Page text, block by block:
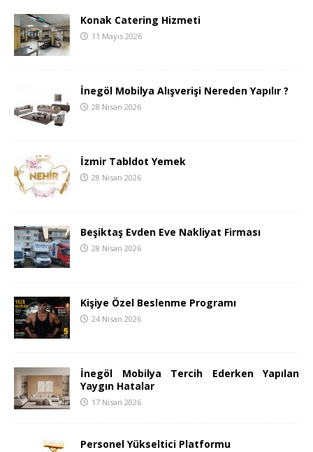
Konak Catering Hizmeti
11 Mayıs 2026
İnegöl Mobilya Alışverişi Nereden Yapılır ?
28 Nisan 2026
İzmir Tabldot Yemek
28 Nisan 2026
Beşiktaş Evden Eve Nakliyat Firması
28 Nisan 2026
Kişiye Özel Beslenme Programı
24 Nisan 2026
İnegöl Mobilya Tercih Ederken Yapılan
Yaygın Hatalar
17 Nisan 2026
Personel Yükseltici Platformu